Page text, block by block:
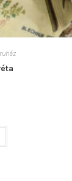
Ennek
terméknek